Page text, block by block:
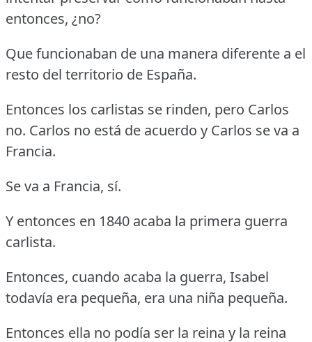
entonces, ¿no?
Que funcionaban de una manera diferente a el
resto del territorio de España.
Entonces los carlistas se rinden, pero Carlos
no. Carlos no está de acuerdo y Carlos se va a
Francia.
Se va a Francia, sí.
Y entonces en 1840 acaba la primera guerra
carlista.
Entonces, cuando acaba la guerra, Isabel
todavía era pequeña, era una niña pequeña.
Entonces ella no podía ser la reina y la reina